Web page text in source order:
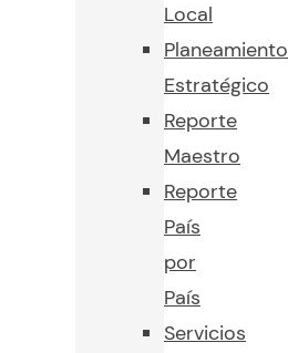
Local
Planeamiento
Estratégico
Reporte
Maestro
Reporte
País
por
País
Servicios